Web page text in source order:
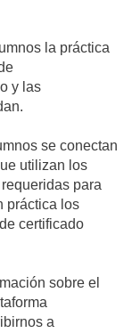
la práctica
y las
se conectan
utilizan los
para
práctica los
certificado
sobre el
a